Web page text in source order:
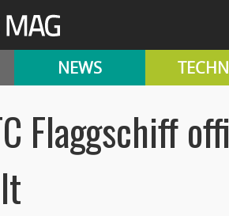
NEWS
Flaggschiff